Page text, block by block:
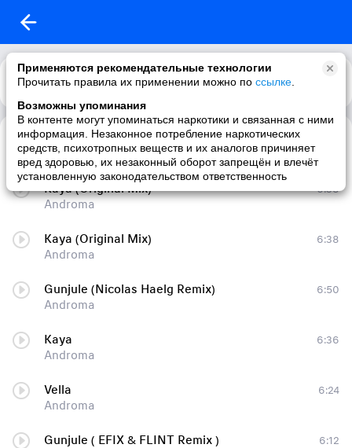
Применяются рекомендательные технологии
Прочитать правила их применении можно по ссылке
Возможны упоминания
В контенте могут упоминаться наркотики и связанная с ними
информация. Незаконное потребление наркотических
средств, психотропных веществ и их аналогов причиняет
вред здоровью, их незаконный оборот запрещён и влечёт
установленную законодательством ответственность
Каталог Рекомендации
Kaya (Original Mix)
Androma
Kaya (Original Mix)
Androma
6:38
Kaya (Original Mix)
Androma
6:38
Gunjule (Nicolas Haelg Remix)
Androma
6:50
Kaya
Androma
6:36
Vella
Androma
6:24
Gunjule ( EFIX & FLINT Remix )
6:12